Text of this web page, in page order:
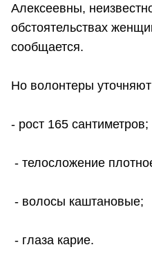
Алексеевны,
обстоятельствах
сообщается.
Но волонтеры
- рост 165 сантиметров;
- телосложение
- волосы каштановые;
- глаза карие.